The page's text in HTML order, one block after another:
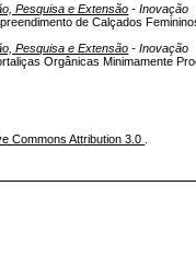
Pesquisa e Extensão - Inovação
de Calçados
Pesquisa e Extensão - Inovação
Orgânicas Minimamente
Commons Attribution 3.0